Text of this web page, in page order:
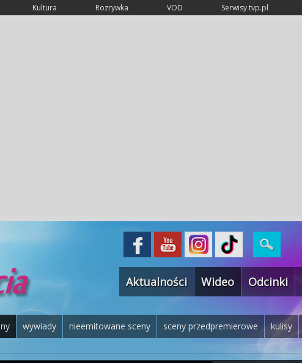
Kultura Rozrywka VOD Serwisy tvp.pl
Aktualności Wideo Odcinki
kulisy
sceny przedpremierowe
nieemitowane sceny
wywiady